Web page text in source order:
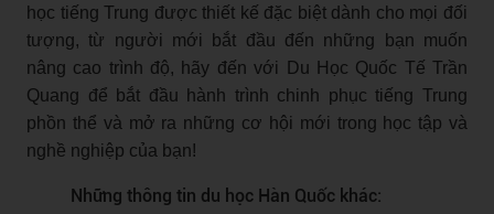
học tiếng Trung được thiết kế đặc biệt dành cho mọi đối
tượng, từ người mới bắt đầu đến những bạn muốn
nâng cao trình độ, hãy đến với Du Học Quốc Tế Trần
Quang để bắt đầu hành trình chinh phục tiếng Trung
phồn thể và mở ra những cơ hội mới trong học tập và
nghề nghiệp của bạn!
Những thông tin du học Hàn Quốc khác: